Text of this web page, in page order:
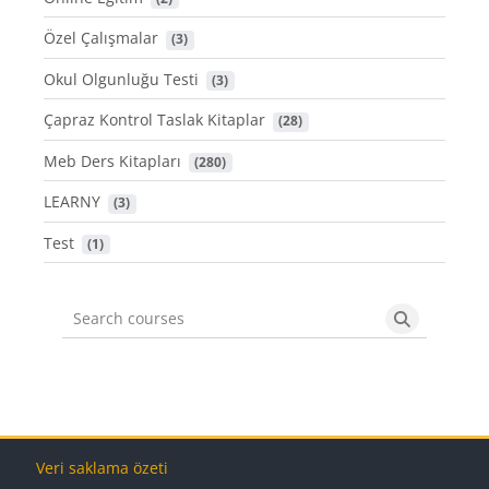
Özel Çalışmalar (3)
Okul Olgunluğu Testi (3)
Çapraz Kontrol Taslak Kitaplar (28)
Meb Ders Kitapları (280)
LEARNY (3)
Test (1)
Search courses Search
Bloklar
Bloklar
Bloklar
Bloklar
Veri saklama özeti